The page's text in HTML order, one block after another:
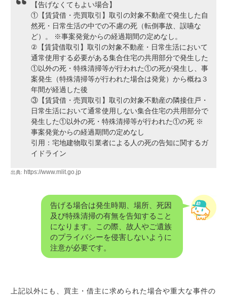
【告げなくてもよい場合】
①【賃貸借・売買取引】取引の対象不動産で発生した自
然死・日常生活の中での不慮の死（転倒事故、誤嚥な
ど）。 ※事案発覚からの経過期間の定めなし。
②【賃貸借取引】取引の対象不動産・日常生活において
通常使用する必要がある集合住宅の共用部分で発生した
①以外の死・特殊清掃等が行われた①の死が発生し、事
案発生（特殊清掃等が行われた場合は発覚）から概ね３
年間が経過した後
③【賃貸借・売買取引】取引の対象不動産の隣接住戸・
日常生活において通常使用しない集合住宅の共用部分で
発生した①以外の死・特殊清掃等が行われた①の死 ※
事案発覚からの経過期間の定めなし
引用：宅地建物取引業者による人の死の告知に関するガ
イドライン
出典: https://www.mlit.go.jp
告げる場合は発生時期、場所、死因
及び特殊清掃の有無を告知すること
になります。この際、故人やご遺族
のプライバシーを侵害しないように
注意が必要です。
上記以外にも、買主・借主に求められた場合や重大な事件の